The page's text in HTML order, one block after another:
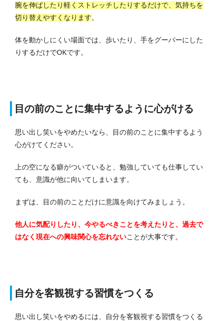
腕を伸ばしたり軽くストレッチしたりするだけで、気持ちを
切り替えやすくなります。
体を動かしにくい場面では、歩いたり、手をグーパーにした
りするだけでOKです。
目の前のことに集中するように心がける
思い出し笑いをやめたいなら、目の前のことに集中するよう
心がけてください。
上の空になる癖がついていると、勉強していても仕事してい
ても、意識が他に向いてしまいます。
まずは、目の前のことだけに意識を向けてみましょう。
他人に気配りしたり、今やるべきことを考えたりと、過去で
はなく現在への興味関心を忘れないことが大事です。
自分を客観視する習慣をつくる
思い出し笑いをやめるには、自分を客観視する習慣をつくる